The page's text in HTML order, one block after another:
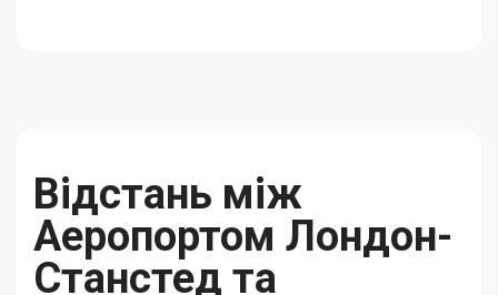
Відстань між
Аеропортом Лондон-
Станстед та